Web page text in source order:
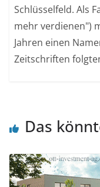
Schlüsselfeld. Als
mehr verdienen")
Jahren einen
Zeitschriften
Das